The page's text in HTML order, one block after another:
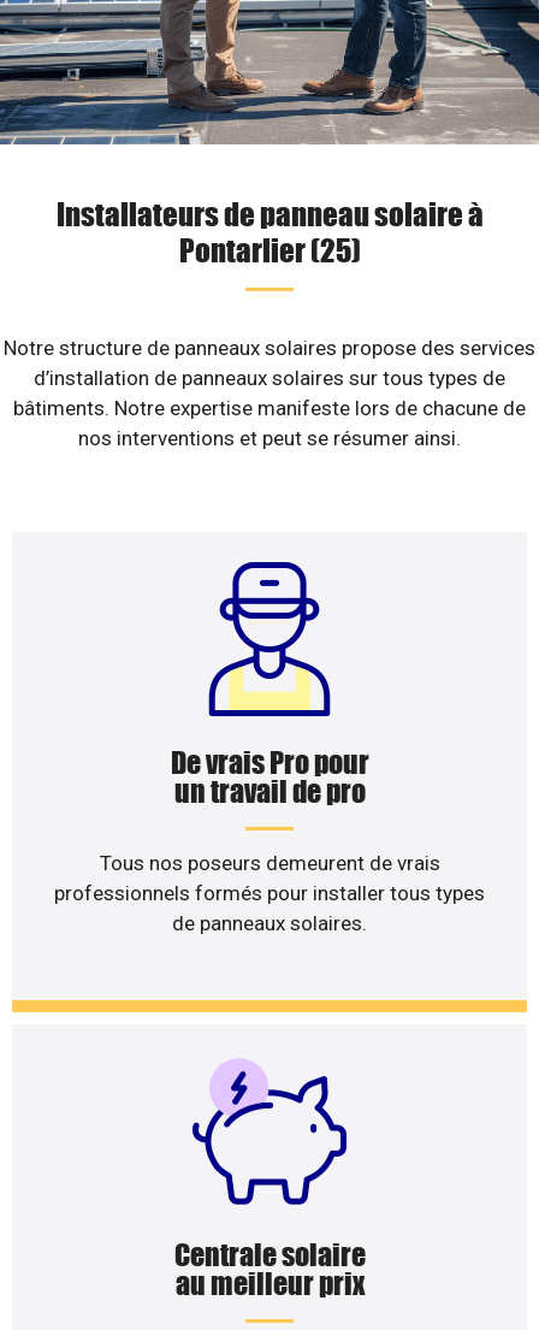
Installateurs de panneau solaire à
Pontarlier (25)
Notre structure de panneaux solaires propose des services
d’installation de panneaux solaires sur tous types de
bâtiments. Notre expertise manifeste lors de chacune de
nos interventions et peut se résumer ainsi.
De vrais Pro pour
un travail de pro
Tous nos poseurs demeurent de vrais
professionnels formés pour installer tous types
de panneaux solaires.
Centrale solaire
au meilleur prix